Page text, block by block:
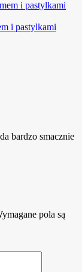
i pastylkami
bardzo smacznie
pola są